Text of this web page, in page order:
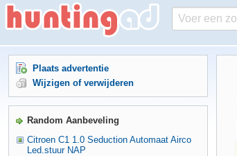
Plaats advertentie
Wijzigen of verwijderen
Random Aanbeveling
Citroen C1 1.0 Seduction Automaat Airco
Led.stuur NAP